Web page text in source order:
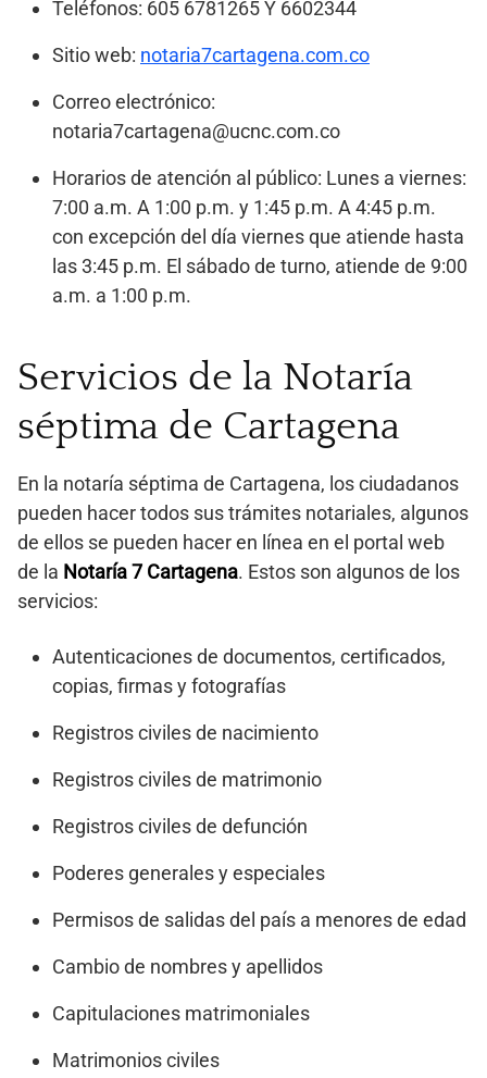
Teléfonos: 605 6781265 Y 6602344
Sitio web: notaria7cartagena.com.co
Correo electrónico:
notaria7cartagena@ucnc.com.co
Horarios de atención al público: Lunes a viernes:
7:00 a.m. A 1:00 p.m. y 1:45 p.m. A 4:45 p.m.
con excepción del día viernes que atiende hasta
las 3:45 p.m. El sábado de turno, atiende de 9:00
a.m. a 1:00 p.m.
Servicios de la Notaría
séptima de Cartagena
En la notaría séptima de Cartagena, los ciudadanos
pueden hacer todos sus trámites notariales, algunos
de ellos se pueden hacer en línea en el portal web
de la Notaría 7 Cartagena. Estos son algunos de los
servicios:
Autenticaciones de documentos, certificados,
copias, firmas y fotografías
Registros civiles de nacimiento
Registros civiles de matrimonio
Registros civiles de defunción
Poderes generales y especiales
Permisos de salidas del país a menores de edad
Cambio de nombres y apellidos
Capitulaciones matrimoniales
Matrimonios civiles